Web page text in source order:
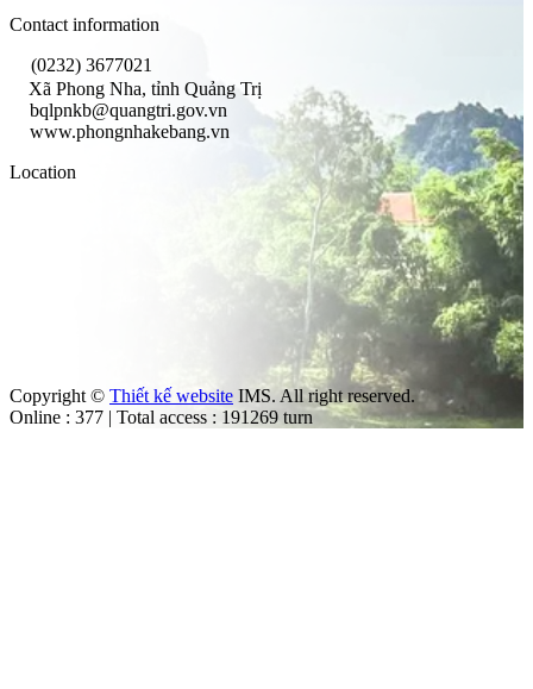
Contact information
(0232) 3677021
Xã Phong Nha, tỉnh Quảng Trị
bqlpnkb@quangtri.gov.vn
www.phongnhakebang.vn
Location
Copyright © Thiết kế website IMS. All right reserved.
Online : 377 | Total access : 191269 turn